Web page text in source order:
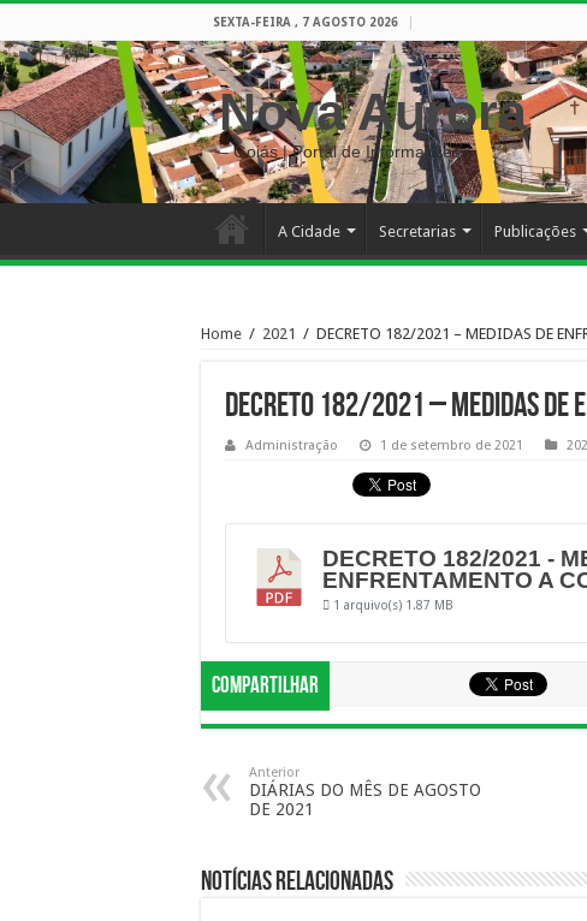
SEXTA-FEIRA , 7 AGOSTO 2026
Nova Aurora
– Goiás | Portal de Informações
A Cidade Secretarias Publicações
Home / 2021 / DECRETO 182/2021 – MEDIDAS DE
DECRETO 182/2021 – MEDIDAS DE
Administração 1 de setembro de 2021
DECRETO 182/2021 -
ENFRENTAMENTO A
1 arquivo(s) 1.87 MB
Compartilhar
Anterior
DIÁRIAS DO MÊS DE AGOSTO
DE 2021
Notícias Relacionadas